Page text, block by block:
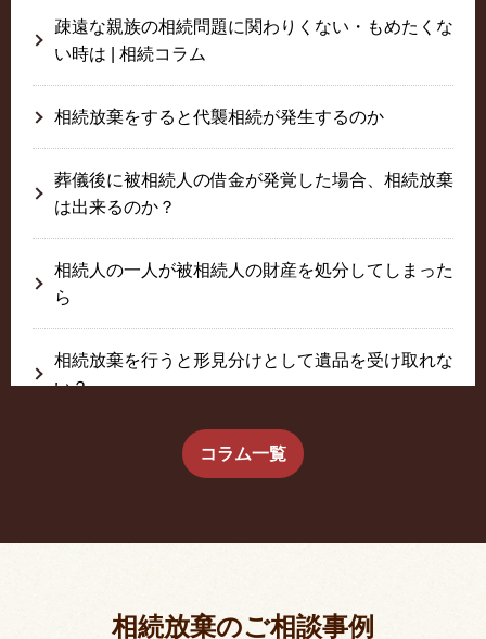
疎遠な親族の相続問題に関わりくない・もめたくな
い時は | 相続コラム
相続放棄をすると代襲相続が発生するのか
葬儀後に被相続人の借金が発覚した場合、相続放棄
は出来るのか？
相続人の一人が被相続人の財産を処分してしまった
ら
相続放棄を行うと形見分けとして遺品を受け取れな
い？
生前に相続放棄すると約束した念書は有効か？
コラム一覧
相続放棄のご相談事例